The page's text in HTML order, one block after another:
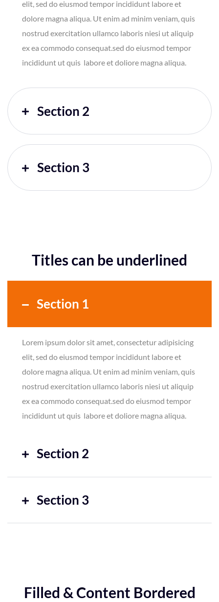
elit, sed do eiusmod tempor incididunt labore et
dolore magna aliqua. Ut enim ad minim veniam, quis
nostrud exercitation ullamco laboris niesi ut aliquip
ex ea commodo consequat.sed do eiusmod tempor
incididunt ut quis labore et doliore magna aliqua.
Section 2
Section 3
Titles can be underlined
Section 1
Lorem ipsum dolor sit amet, consectetur adipisicing
elit, sed do eiusmod tempor incididunt labore et
dolore magna aliqua. Ut enim ad minim veniam, quis
nostrud exercitation ullamco laboris niesi ut aliquip
ex ea commodo consequat.sed do eiusmod tempor
incididunt ut quis labore et doliore magna aliqua.
Section 2
Section 3
Filled & Content Bordered